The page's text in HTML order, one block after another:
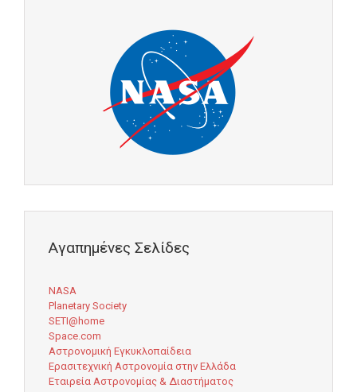
Αγαπημένες Σελίδες
NASA
Planetary Society
SETI@home
Space.com
Αστρονομική Εγκυκλοπαίδεια
Ερασιτεχνική Αστρονομία στην Ελλάδα
Εταιρεία Αστρονομίας & Διαστήματος